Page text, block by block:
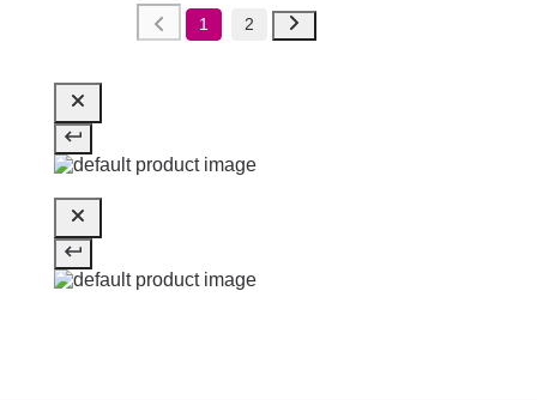
1 2